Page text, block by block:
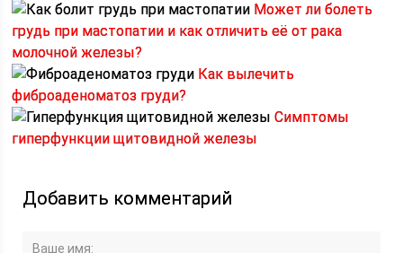
Может ли болеть
грудь при мастопатии и как отличить её от рака
молочной железы?
Как вылечить
фиброаденоматоз груди?
Симптомы
гиперфункции щитовидной железы
Добавить комментарий